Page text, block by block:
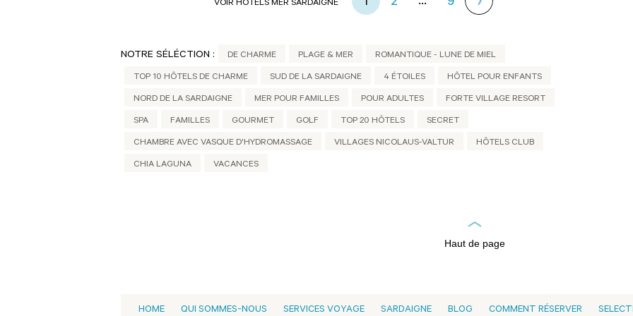
VOIR HÔTELS MER SARDAIGNE 1 2 9
NOTRE SÉLÉCTION : DE CHARME PLAGE & MER ROMANTIQUE - LUNE DE MIEL
TOP 10 HÔTELS DE CHARME SUD DE LA SARDAIGNE 4 ÉTOILES HÔTEL POUR ENFANTS
NORD DE LA SARDAIGNE MER POUR FAMILLES POUR ADULTES FORTE VILLAGE RESORT
SPA FAMILLES GOURMET GOLF TOP 20 HÔTELS SECRET
CHAMBRE AVEC VASQUE D'HYDROMASSAGE VILLAGES NICOLAUS-VALTUR HÔTELS CLUB
CHIA LAGUNA VACANCES
Haut de page
HOME QUI SOMMES-NOUS SERVICES VOYAGE SARDAIGNE BLOG COMMENT RÉSERVER